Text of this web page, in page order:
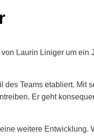
Laurin Liniger um
Teams etabliert.
Er geht
weitere